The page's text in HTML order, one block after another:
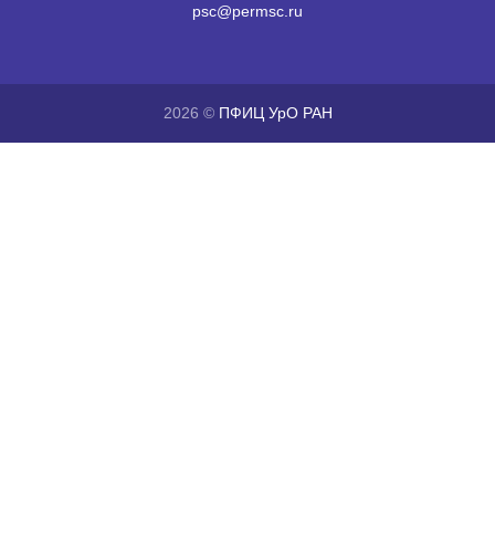
psc@permsc.ru
2026 © ПФИЦ УрО РАН